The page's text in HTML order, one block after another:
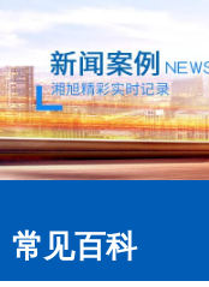
常见百科